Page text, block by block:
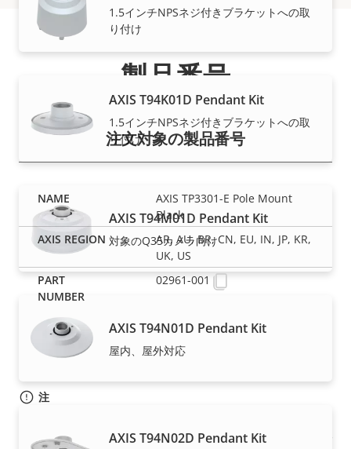
1.5インチNPSネジ付きブラケットへの取
り付け
AXIS T94K01D Pendant Kit
1.5インチNPSネジ付きブラケットへの取
り付け
AXIS T94M01D Pendant Kit
対象のQ35カメラ向け
AXIS T94N01D Pendant Kit
屋内、屋外対応
AXIS T94N02D Pendant Kit
製品番号
注文対象の製品番号
AXIS TP3301-E Pole Mount
Black
AR, AU, BR, CN, EU, IN, JP, KR,
UK, US
02961-001
注
の輸出管理規制の対象となる場合があります。